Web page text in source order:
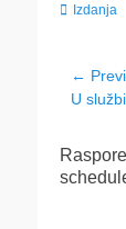
Categories
Izdanja
←
Previous
U